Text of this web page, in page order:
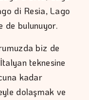
di Resia, Lago
de bulunuyor.
biz de
teknesine
kadar
dolaşmak ve